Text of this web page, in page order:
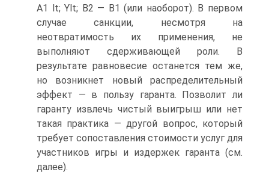
А1 lt; Ylt; B2 — В1 (или наоборот). В первом
случае санкции, несмотря на
неотвратимость их применения, не
выполняют сдерживающей роли. В
результате равновесие останется тем же,
но возникнет новый распределительный
эффект — в пользу гаранта. Позволит ли
гаранту извлечь чистый выигрыш или нет
такая практика — другой вопрос, который
требует сопоставления стоимости услуг для
участников игры и издержек гаранта (см.
далее).